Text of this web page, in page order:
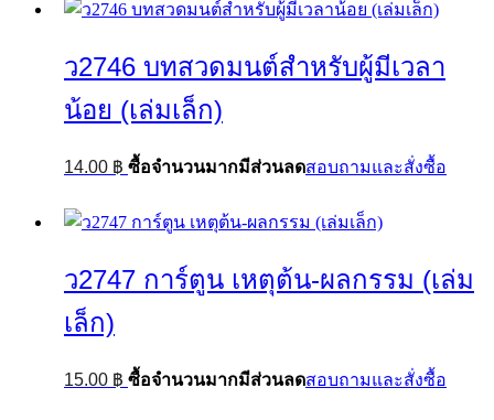
ว2746 บทสวดมนต์สำหรับผู้มีเวลา
น้อย (เล่มเล็ก)
14.00 ฿ ซื้อจำนวนมากมีส่วนลดสอบถามและสั่งซื้อ
ว2747 การ์ตูน เหตุต้น-ผลกรรม (เล่ม
เล็ก)
15.00 ฿ ซื้อจำนวนมากมีส่วนลดสอบถามและสั่งซื้อ